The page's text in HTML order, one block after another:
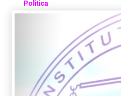
Politica